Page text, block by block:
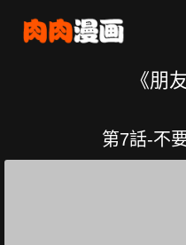
《朋
第7話-不